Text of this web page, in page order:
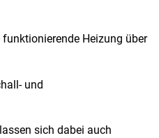
Heizung über
und
sich dabei auch